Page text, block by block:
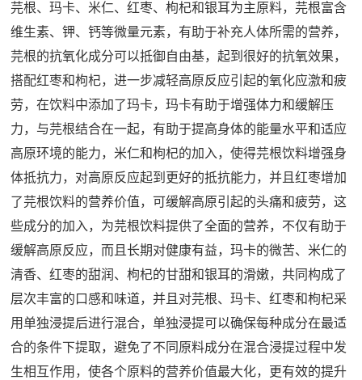
芫根、玛卡、米仁、红枣、枸杞和银耳为主原料，芫根富含
维生素、钾、钙等微量元素，有助于补充人体所需的营养，
芫根的抗氧化成分可以抵御自由基，起到很好的抗氧效果，
搭配红枣和枸杞，进一步减轻高原反应引起的氧化应激和疲
劳，在饮料中添加了玛卡，玛卡有助于增强体力和缓解压
力，与芫根结合在一起，有助于提高身体的能量水平和适应
高原环境的能力，米仁和枸杞的加入，使得芫根饮料增强身
体抵抗力，对高原反应起到更好的抵抗能力，并且红枣增加
了芫根饮料的营养价值，可缓解高原引起的头痛和疲劳，这
些成分的加入，为芫根饮料提供了全面的营养，不仅有助于
缓解高原反应，而且长期对健康有益，玛卡的微苦、米仁的
清香、红枣的甜润、枸杞的甘甜和银耳的滑嫩，共同构成了
层次丰富的口感和味道，并且对芫根、玛卡、红枣和枸杞采
用单独浸提后进行混合，单独浸提可以确保每种成分在最适
合的条件下提取，避免了不同原料成分在混合浸提过程中发
生相互作用，使各个原料的营养价值最大化，更有效的提升